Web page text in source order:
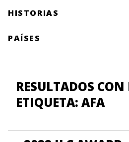
HISTORIAS
PAÍSES
RESULTADOS CON
ETIQUETA: AFA